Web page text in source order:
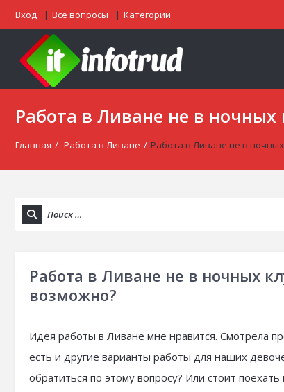
Вход Все вопросы Категории
Работа в Ливане не в
Главная / Работа в Ливане / Работа в Ливане не в
Работа в Ливане не в ночных
возможно?
Идея работы в Ливане мне нравится. Смотрела
есть и другие варианты работы для наших
обратиться по этому вопросу? Или стоит